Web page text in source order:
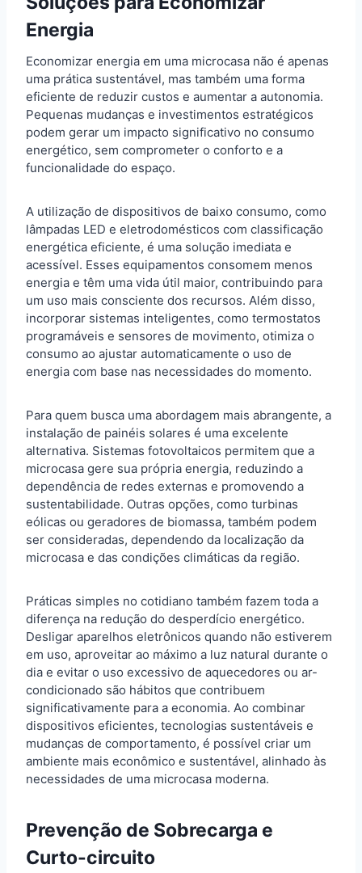
Energia
Economizar energia em uma microcasa não é apenas
uma prática sustentável, mas também uma forma
eficiente de reduzir custos e aumentar a autonomia.
Pequenas mudanças e investimentos estratégicos
podem gerar um impacto significativo no consumo
energético, sem comprometer o conforto e a
funcionalidade do espaço.
A utilização de dispositivos de baixo consumo, como
lâmpadas LED e eletrodomésticos com classificação
energética eficiente, é uma solução imediata e
acessível. Esses equipamentos consomem menos
energia e têm uma vida útil maior, contribuindo para
um uso mais consciente dos recursos. Além disso,
incorporar sistemas inteligentes, como termostatos
programáveis e sensores de movimento, otimiza o
consumo ao ajustar automaticamente o uso de
energia com base nas necessidades do momento.
Para quem busca uma abordagem mais abrangente, a
instalação de painéis solares é uma excelente
alternativa. Sistemas fotovoltaicos permitem que a
microcasa gere sua própria energia, reduzindo a
dependência de redes externas e promovendo a
sustentabilidade. Outras opções, como turbinas
eólicas ou geradores de biomassa, também podem
ser consideradas, dependendo da localização da
microcasa e das condições climáticas da região.
Práticas simples no cotidiano também fazem toda a
diferença na redução do desperdício energético.
Desligar aparelhos eletrônicos quando não estiverem
em uso, aproveitar ao máximo a luz natural durante o
dia e evitar o uso excessivo de aquecedores ou ar-
condicionado são hábitos que contribuem
significativamente para a economia. Ao combinar
dispositivos eficientes, tecnologias sustentáveis e
mudanças de comportamento, é possível criar um
ambiente mais econômico e sustentável, alinhado às
necessidades de uma microcasa moderna.
Prevenção de Sobrecarga e
Curto-circuito